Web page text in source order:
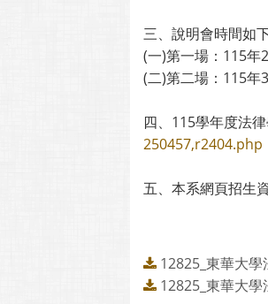
三、說明會時間如
(一)第一場：115年
(二)第二場：115年
四、115學年度法
250457,r2404.php
五、本系網頁招生
12825_東華大
12825_東華大